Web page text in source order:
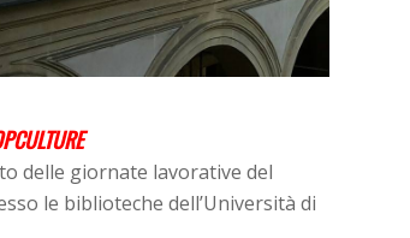
delle giornate lavorative del
le biblioteche dell’Università di